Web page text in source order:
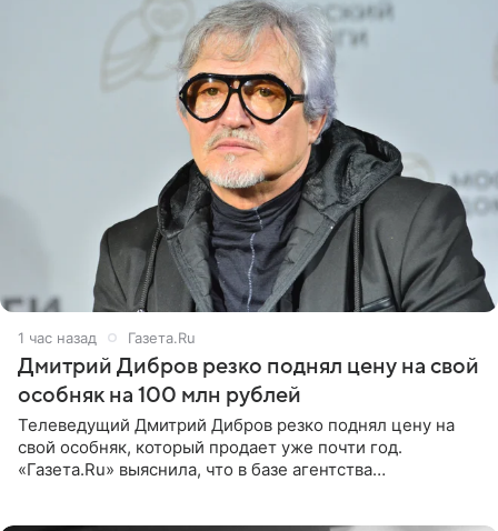
1 час назад Газета.Ru
Дмитрий Дибров резко поднял цену на свой
особняк на 100 млн рублей
Телеведущий Дмитрий Дибров резко поднял цену на
свой особняк, который продает уже почти год.
«Газета.Ru» выяснила, что в базе агентства